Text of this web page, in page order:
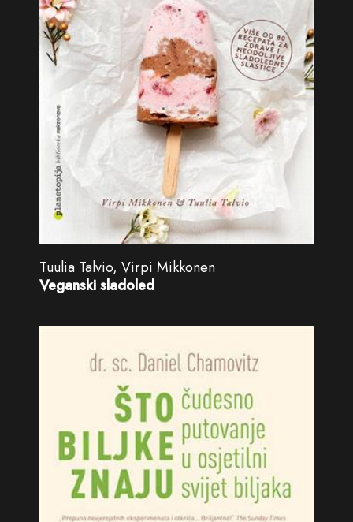
Tuulia Talvio, Virpi Mikkonen
Veganski sladoled